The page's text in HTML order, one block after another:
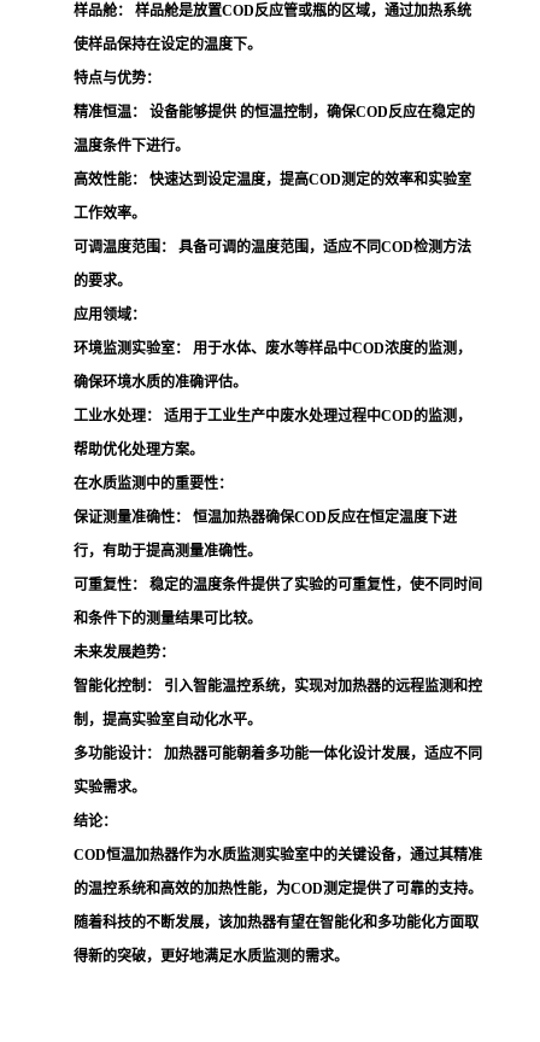
样品舱：
样品舱是放置COD反应管或瓶的区域，通过加热系统
使样品保持在设定的温度下。
特点与优势：
精准恒温：
设备能够提供 的恒温控制，确保COD反应在稳定的
温度条件下进行。
高效性能：
快速达到设定温度，提高COD测定的效率和实验室
工作效率。
可调温度范围：
具备可调的温度范围，适应不同COD检测方法
的要求。
应用领域：
环境监测实验室：
用于水体、废水等样品中COD浓度的监测，
确保环境水质的准确评估。
工业水处理：
适用于工业生产中废水处理过程中COD的监测，
帮助优化处理方案。
在水质监测中的重要性：
保证测量准确性：
恒温加热器确保COD反应在恒定温度下进
行，有助于提高测量准确性。
可重复性：
稳定的温度条件提供了实验的可重复性，使不同时间
和条件下的测量结果可比较。
未来发展趋势：
智能化控制：
引入智能温控系统，实现对加热器的远程监测和控
制，提高实验室自动化水平。
多功能设计：
加热器可能朝着多功能一体化设计发展，适应不同
实验需求。
结论：
COD恒温加热器作为水质监测实验室中的关键设备，通过其精准
的温控系统和高效的加热性能，为COD测定提供了可靠的支持。
随着科技的不断发展，该加热器有望在智能化和多功能化方面取
得新的突破，更好地满足水质监测的需求。